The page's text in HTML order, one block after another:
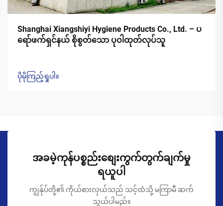
Shanghai Xiangshiyi Hygiene Products Co., Ltd. – ပ
ရော်ဖက်ရှင်နယ် စိုစွတ်သော ပုဝါထုတ်လုပ်သူ
ပိုမိုကြည့်ရှုပါ။
အခမဲ့ကုန်ပစ္စည်းစျေးကွက်တွက်ချက်မှု
ရယူပါ
ကျွန်ုပ်တို့၏ ကိုယ်စားလှယ်သည် သင့်ထံသို့ မကြာမီ ဆက်
သွယ်ပါမည်။